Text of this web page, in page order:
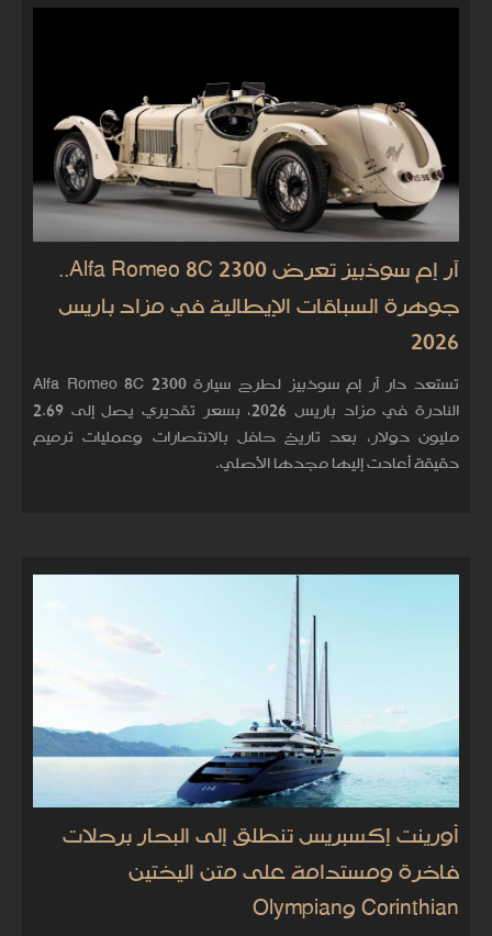
آر إم سوذبيز تعرض Alfa Romeo 8C 2300..
جوهرة السباقات الإيطالية في مزاد باريس
2026
تستعد دار آر إم سوذبيز لطرح سيارة Alfa Romeo 8C 2300
النادرة في مزاد باريس 2026، بسعر تقديري يصل إلى 2.69
مليون دولار، بعد تاريخ حافل بالانتصارات وعمليات ترميم
دقيقة أعادت إليها مجدها الأصلي.
أورينت إكسبريس تنطلق إلى البحار برحلات
فاخرة ومستدامة على متن اليختين
Corinthian وOlympian